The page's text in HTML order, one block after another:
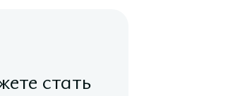
стать